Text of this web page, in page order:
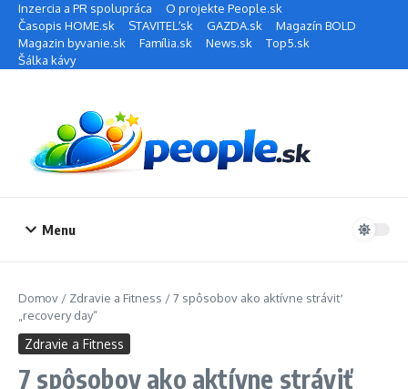
Preskočiť na obsah
Inzercia a PR spolupráca
O projekte People.sk
Časopis HOME.sk
STAVITEĽ.sk GAZDA.sk
Magazín BOLD
Magazin byvanie.sk
Família.sk News.sk
Top5.sk
Šálka kávy
Menu
Domov / Zdravie a Fitness /7 spôsobov ako aktívne stráviť
„recovery day“
Zdravie a Fitness
7 spôsobov ako aktívne stráviť